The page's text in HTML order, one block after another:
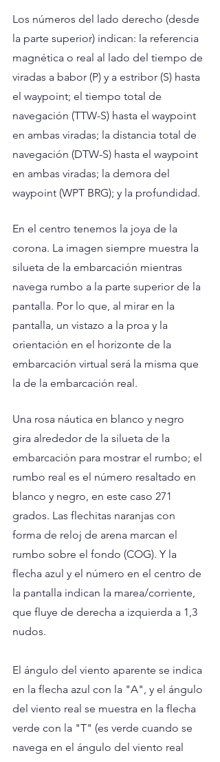
Los números del lado derecho (desde
la parte superior) indican: la referencia
magnética o real al lado del tiempo de
viradas a babor (P) y a estribor (S) hasta
el waypoint; el tiempo total de
navegación (TTW-S) hasta el waypoint
en ambas viradas; la distancia total de
navegación (DTW-S) hasta el waypoint
en ambas viradas; la demora del
waypoint (WPT BRG); y la profundidad.
En el centro tenemos la joya de la
corona. La imagen siempre muestra la
silueta de la embarcación mientras
navega rumbo a la parte superior de la
pantalla. Por lo que, al mirar en la
pantalla, un vistazo a la proa y la
orientación en el horizonte de la
embarcación virtual será la misma que
la de la embarcación real.
Una rosa náutica en blanco y negro
gira alrededor de la silueta de la
embarcación para mostrar el rumbo; el
rumbo real es el número resaltado en
blanco y negro, en este caso 271
grados. Las flechitas naranjas con
forma de reloj de arena marcan el
rumbo sobre el fondo (COG). Y la
flecha azul y el número en el centro de
la pantalla indican la marea/corriente,
que fluye de derecha a izquierda a 1,3
nudos.
El ángulo del viento aparente se indica
en la flecha azul con la "A", y el ángulo
del viento real se muestra en la flecha
verde con la "T" (es verde cuando se
navega en el ángulo del viento real